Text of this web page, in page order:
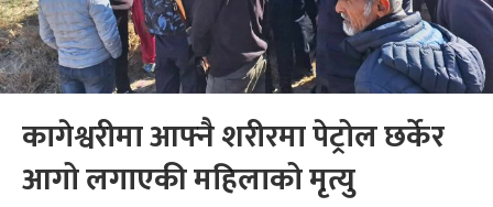
कागेश्वरीमा आफ्नै शरीरमा पेट्रोल छर्केर
आगो लगाएकी महिलाको मृत्यु